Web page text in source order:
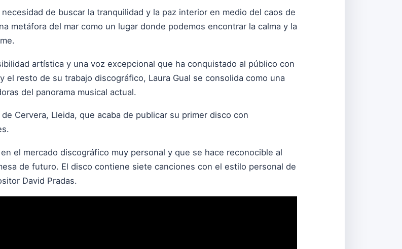
de buscar la tranquilidad y la paz interior en medio del caos de
metáfora del mar como un lugar donde podemos encontrar la calma y la
artística y una voz excepcional que ha conquistado al público con
resto de su trabajo discográfico, Laura Gual se consolida como una
del panorama musical actual.
Cervera, Lleida, que acaba de publicar su primer disco con
el mercado discográfico muy personal y que se hace reconocible al
de futuro. El disco contiene siete canciones con el estilo personal de
David Pradas.